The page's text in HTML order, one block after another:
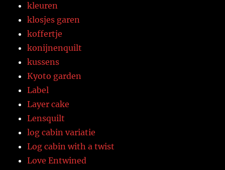
kleuren
klosjes garen
koffertje
konijnenquilt
kussens
Kyoto garden
Label
Layer cake
Lensquilt
log cabin variatie
Log cabin with a twist
Love Entwined